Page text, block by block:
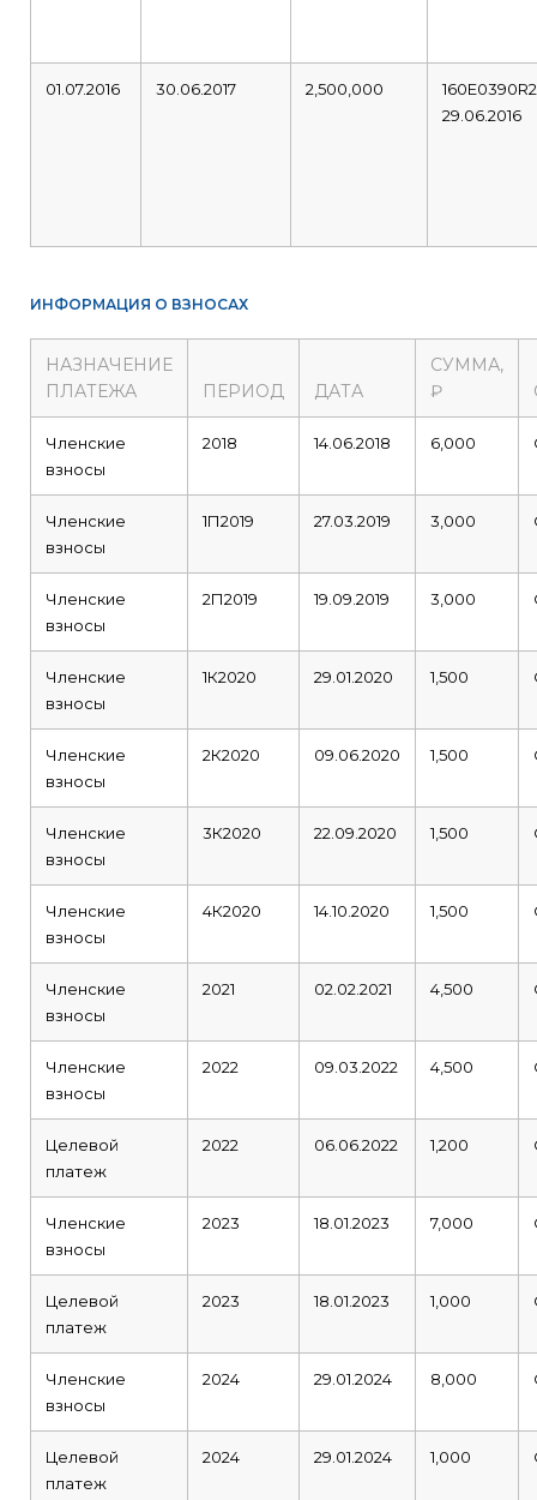
01.07.2016 30.06.2017 2,500,000
29.06.2016
ИНФОРМАЦИЯ О ВЗНОСАХ
НАЗНАЧЕНИЕ
ПЛАТЕЖА
ПЕРИОД ДАТА
СУММА,
₽
Членские
взносы
2018 14.06.2018 6,000
Членские
взносы
1П2019 27.03.2019 3,000
Членские
взносы
2П2019 19.09.2019 3,000
Членские
взносы
1К2020 29.01.2020 1,500
Членские
взносы
2К2020 09.06.2020 1,500
Членские
взносы
3К2020 22.09.2020 1,500
Членские
взносы
4К2020 14.10.2020 1,500
Членские
взносы
2021 02.02.2021 4,500
Членские
взносы
2022 09.03.2022 4,500
Целевой
платеж
2022 06.06.2022 1,200
Членские
взносы
2023 18.01.2023 7,000
Целевой
платеж
2023 18.01.2023 1,000
Членские
взносы
2024 29.01.2024 8,000
Целевой
платеж
2024 29.01.2024 1,000